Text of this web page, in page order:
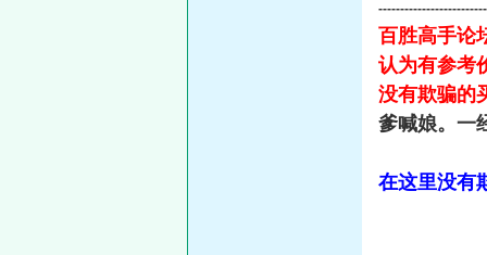
百胜高手论
认为有参考
没有欺骗的
爹喊娘。一
在这里没有